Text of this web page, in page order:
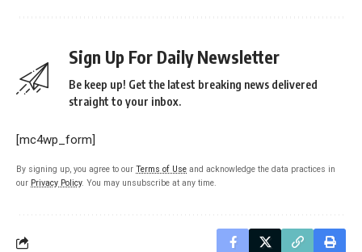
Sign Up For Daily Newsletter
Be keep up! Get the latest breaking news delivered
straight to your inbox.
[mc4wp_form]
By signing up, you agree to our Terms of Use and acknowledge the data practices in
our Privacy Policy. You may unsubscribe at any time.